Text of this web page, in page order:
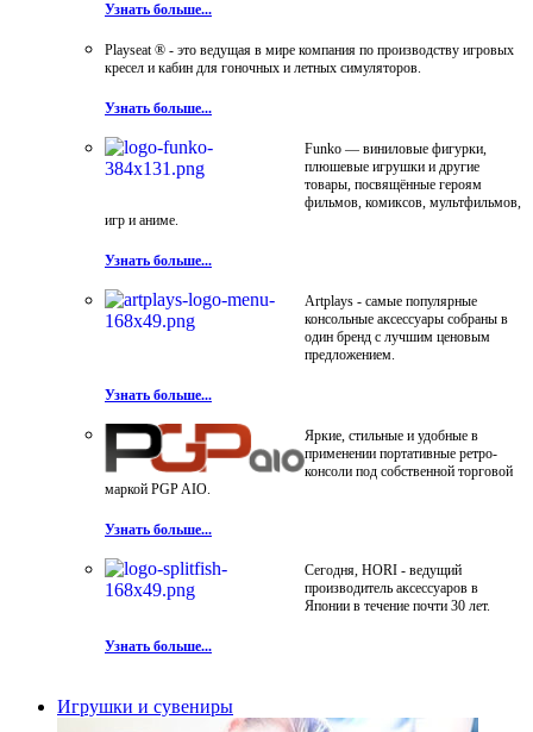
Узнать больше...
Playseat ® - это ведущая в мире компания по производству игровых
кресел и кабин для гоночных и летных симуляторов.
Узнать больше...
Funko — виниловые фигурки,
плюшевые игрушки и другие
товары, посвящённые героям
фильмов, комиксов, мультфильмов,
игр и аниме.
Узнать больше...
Artplays - самые популярные
консольные аксессуары собраны в
один бренд с лучшим ценовым
предложением.
Узнать больше...
Яркие, стильные и удобные в
применении портативные ретро-
консоли под собственной торговой
маркой PGP AIO.
Узнать больше...
Сегодня, HORI - ведущий
производитель аксессуаров в
Японии в течение почти 30 лет.
Узнать больше...
Игрушки и сувениры